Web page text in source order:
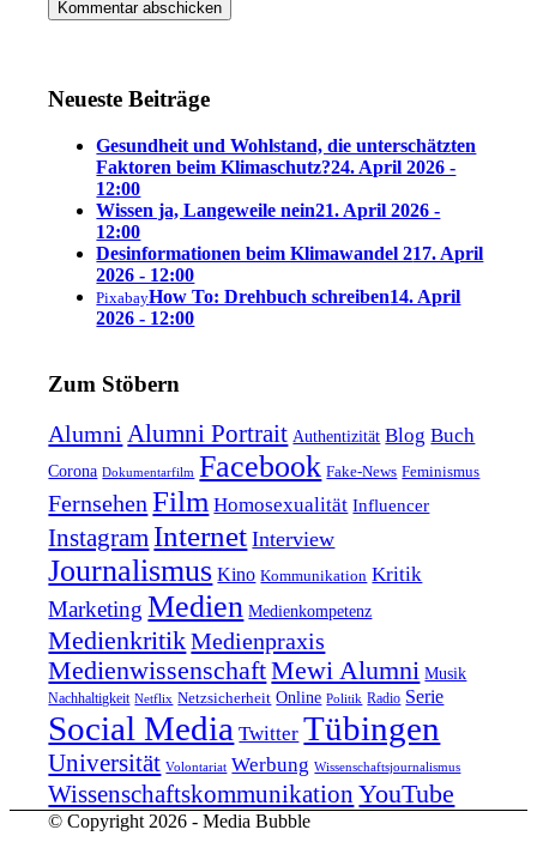
Neueste Beiträge
Gesundheit und Wohlstand, die unterschätzten
Faktoren beim Klimaschutz?24. April 2026 -
12:00
Wissen ja, Langeweile nein21. April 2026 -
12:00
Desinformationen beim Klimawandel 217. April
2026 - 12:00
PixabayHow To: Drehbuch schreiben14. April
2026 - 12:00
Zum Stöbern
Alumni Alumni Portrait Authentizität Blog Buch
Corona Dokumentarfilm Facebook Fake-News Feminismus
Fernsehen Film Homosexualität Influencer
Instagram Internet Interview
Journalismus Kino Kommunikation Kritik
Marketing Medien Medienkompetenz
Medienkritik Medienpraxis
MedienwissenschaftMewi Alumni Musik
Nachhaltigkeit Netflix Netzsicherheit Online Politik Radio Serie
Social Media Twitter Tübingen
Universität Volontariat Werbung Wissenschaftsjournalismus
Wissenschaftskommunikation YouTube
© Copyright 2026 - Media Bubble